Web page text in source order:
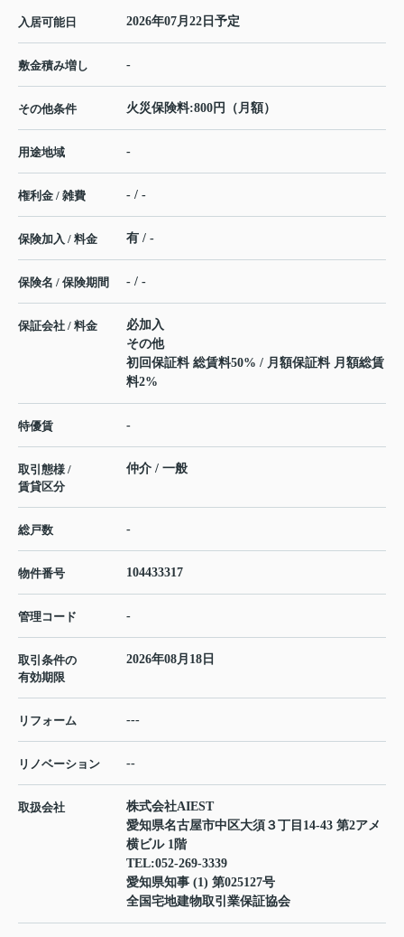
入居可能日 2026年07月22日予定
敷金積み増し -
その他条件 火災保険料:800円（月額）
用途地域 -
権利金 / 雑費 - / -
保険加入 / 料金 有 / -
保険名 / 保険期間 - / -
保証会社 / 料金
必加入
その他
初回保証料 総賃料50% / 月額保証料 月額総賃
料2%
特優賃 -
取引態様 /
賃貸区分
仲介 / 一般
総戸数 -
物件番号 104433317
管理コード -
取引条件の
有効期限
2026年08月18日
リフォーム ---
リノベーション --
取扱会社
株式会社AIEST
愛知県名古屋市中区大須３丁目14-43 第2アメ
横ビル 1階
TEL:052-269-3339
愛知県知事 (1) 第025127号
全国宅地建物取引業保証協会